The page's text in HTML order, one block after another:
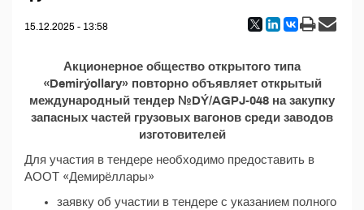
15.12.2025 - 13:58
Акционерное общество открытого типа
«Demirýollary» повторно объявляет открытый
международный тендер №DÝ/AGPJ-048 на закупку
запасных частей грузовых вагонов среди заводов
изготовителей
Для участия в тендере необходимо предоставить в
АООТ «Демирёллары»
заявку об участии в тендере с указанием полного